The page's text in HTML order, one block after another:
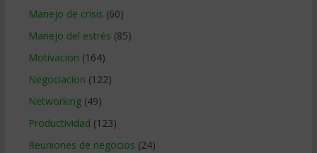
Manejo de crisis (60)
Manejo del estrés (85)
Motivacion (164)
Negociacion (122)
Networking(49)
Productividad (123)
Reuniones de negocios (24)